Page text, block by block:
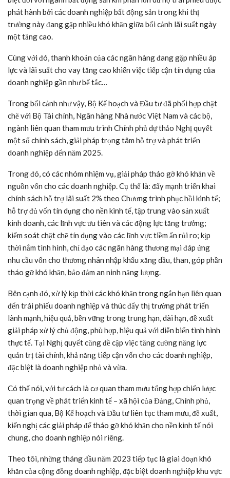
phát hành bởi các doanh nghiệp bất động sản trong khi thị
trường này đang gặp nhiều khó khăn giữa bối cảnh lãi suất ngày
một tăng cao.
Cùng với đó, thanh khoản của các ngân hàng đang gặp nhiều áp
lực và lãi suất cho vay tăng cao khiến việc tiếp cận tín dụng của
doanh nghiệp gần như bế tắc…
Trong bối cảnh như vậy, Bộ Kế hoạch và Đầu tư đã phối hợp chặt
chẽ với Bộ Tài chính, Ngân hàng Nhà nước Việt Nam và các bộ,
ngành liên quan tham mưu trình Chính phủ dự thảo Nghị quyết
một số chính sách, giải pháp trọng tâm hỗ trợ và phát triển
doanh nghiệp đến năm 2025.
Trong đó, có các nhóm nhiệm vụ, giải pháp tháo gỡ khó khăn về
nguồn vốn cho các doanh nghiệp. Cụ thể là: đẩy mạnh triển khai
chính sách hỗ trợ lãi suất 2% theo Chương trình phục hồi kinh tế;
hỗ trợ đủ vốn tín dụng cho nền kinh tế, tập trung vào sản xuất
kinh doanh, các lĩnh vực ưu tiên và các động lực tăng trưởng;
kiểm soát chặt chẽ tín dụng vào các lĩnh vực tiềm ẩn rủi ro; kịp
thời nắm tình hình, chỉ đạo các ngân hàng thương mại đáp ứng
nhu cầu vốn cho thương nhân nhập khẩu xăng dầu, than, góp phần
tháo gỡ khó khăn, bảo đảm an ninh năng lượng.
Bên cạnh đó, xử lý kịp thời các khó khăn trong ngắn hạn liên quan
đến trái phiếu doanh nghiệp và thúc đẩy thị trường phát triển
lành mạnh, hiệu quả, bền vững trong trung hạn, dài hạn, đề xuất
giải pháp xử lý chủ động, phù hợp, hiệu quả với diễn biến tình hình
thực tế. Tại Nghị quyết cũng đề cập việc tăng cường năng lực
quản trị tài chính, khả năng tiếp cận vốn cho các doanh nghiệp,
đặc biệt là doanh nghiệp nhỏ và vừa.
Có thể nói, với tư cách là cơ quan tham mưu tổng hợp chiến lược
quan trọng về phát triển kinh tế – xã hội của Đảng, Chính phủ,
thời gian qua, Bộ Kế hoạch và Đầu tư liên tục tham mưu, đề xuất,
kiến nghị các giải pháp để tháo gỡ khó khăn cho nền kinh tế nói
chung, cho doanh nghiệp nói riêng.
Theo tôi, những tháng đầu năm 2023 tiếp tục là giai đoạn khó
khăn của cộng đồng doanh nghiệp, đặc biệt doanh nghiệp khu vực